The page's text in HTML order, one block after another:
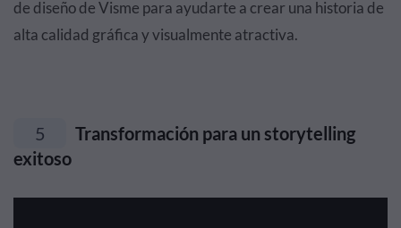
de diseño de Visme para ayudarte a crear una historia de
alta calidad gráfica y visualmente atractiva.
5
Transformación para un storytelling
exitoso